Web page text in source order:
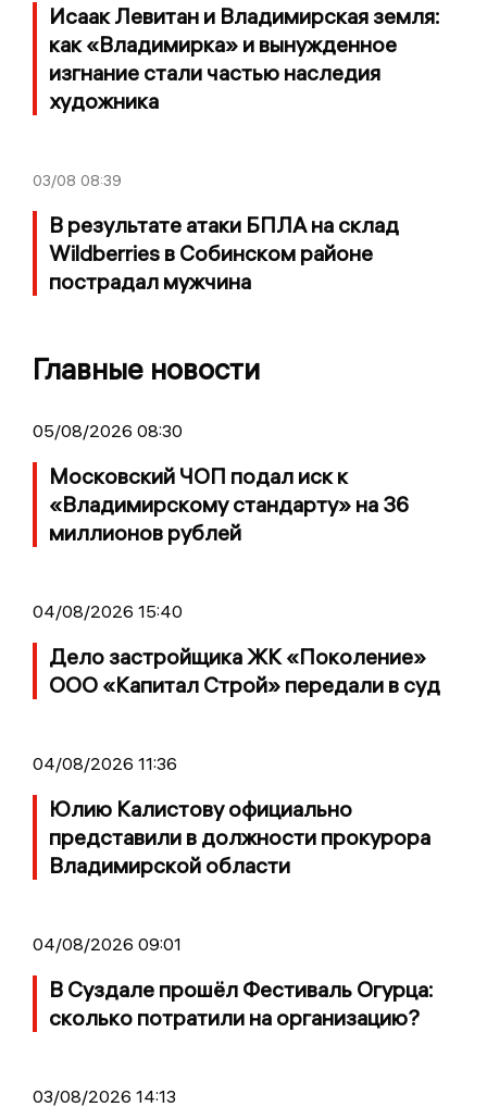
Исаак Левитан и Владимирская земля:
как «Владимирка» и вынужденное
изгнание стали частью наследия
художника
03/08 08:39
В результате атаки БПЛА на склад
Wildberries в Собинском районе
пострадал мужчина
Главные новости
05/08/2026 08:30
Московский ЧОП подал иск к
«Владимирскому стандарту» на 36
миллионов рублей
04/08/2026 15:40
Дело застройщика ЖК «Поколение»
ООО «Капитал Строй» передали в суд
04/08/2026 11:36
Юлию Калистову официально
представили в должности прокурора
Владимирской области
04/08/2026 09:01
В Суздале прошёл Фестиваль Огурца:
сколько потратили на организацию?
03/08/2026 14:13